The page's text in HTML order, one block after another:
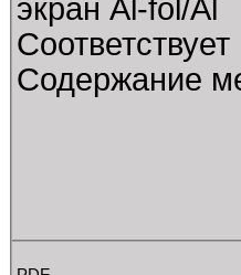
экран Al-fol/Al
Содержание